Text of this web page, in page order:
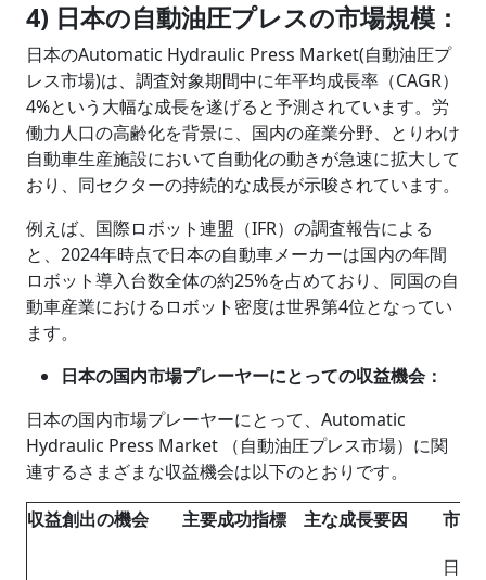
4) 日本の自動油圧プレスの市場規模：
日本のAutomatic Hydraulic Press Market(自動油圧プ
レス市場)は、調査対象期間中に年平均成長率（CAGR）
4%という大幅な成長を遂げると予測されています。労
働力人口の高齢化を背景に、国内の産業分野、とりわけ
自動車生産施設において自動化の動きが急速に拡大して
おり、同セクターの持続的な成長が示唆されています。
例えば、国際ロボット連盟（IFR）の調査報告による
と、2024年時点で日本の自動車メーカーは国内の年間
ロボット導入台数全体の約25%を占めており、同国の自
動車産業におけるロボット密度は世界第4位となってい
ます。
日本の国内市場プレーヤーにとっての収益機会：
日本の国内市場プレーヤーにとって、Automatic
Hydraulic Press Market （自動油圧プレス市場）に関
連するさまざまな収益機会は以下のとおりです。
収益創出の機会
主要成功指標 主な成長要因 市場
日本